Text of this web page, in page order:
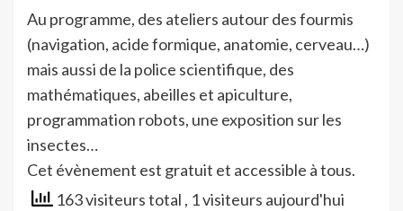
Au programme, des ateliers autour des fourmis
(navigation, acide formique, anatomie, cerveau…)
mais aussi de la police scientifique, des
mathématiques, abeilles et apiculture,
programmation robots, une exposition sur les
insectes…
Cet évènement est gratuit et accessible à tous.
163 visiteurs total , 1 visiteurs aujourd'hui